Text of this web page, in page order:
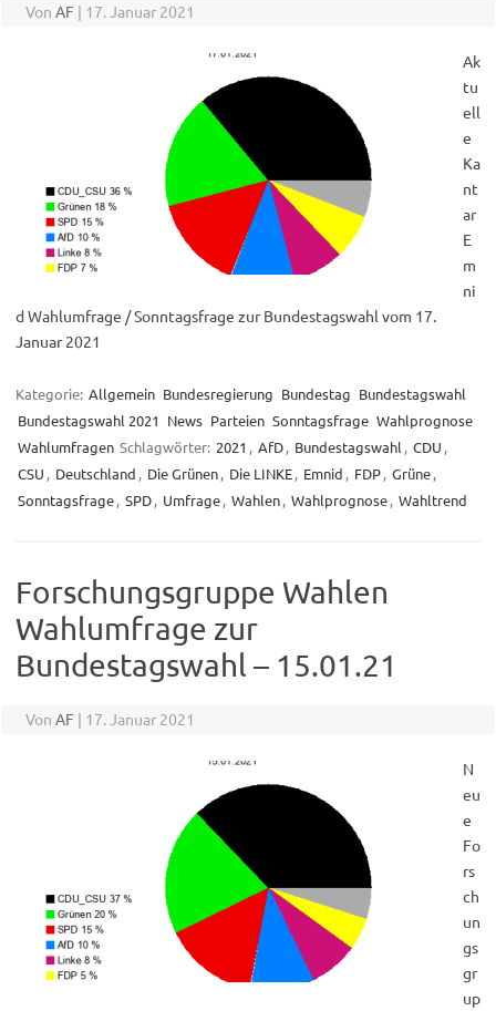
Von AF | 17. Januar 2021
Ak
tu
ell
e
Ka
nt
ar
E
m
ni
d Wahlumfrage / Sonntagsfrage zur Bundestagswahl vom 17.
Januar 2021
Kategorie: Allgemein Bundesregierung Bundestag Bundestagswahl
Bundestagswahl 2021 News Parteien Sonntagsfrage Wahlprognose
Wahlumfragen Schlagwörter: 2021 , AfD, Bundestagswahl , CDU ,
CSU , Deutschland , Die Grünen, Die LINKE, Emnid , FDP, Grüne,
Sonntagsfrage, SPD, Umfrage, Wahlen, Wahlprognose, Wahltrend
Forschungsgruppe Wahlen
Wahlumfrage zur
Bundestagswahl – 15.01.21
Von AF | 17. Januar 2021
N
eu
e
Fo
rs
ch
un
gs
gr
up